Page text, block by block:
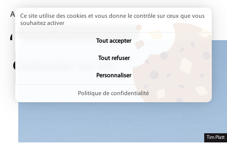
Accueil Annuaires Élus Page active :
Contacter un élu
Tim Platt
Contacter un élu
Ce site utilise des cookies et vous donne le contrôle sur ceux que vous
souhaitez activer
Tout accepter
Tout refuser
Personnaliser
Politique de confidentialité